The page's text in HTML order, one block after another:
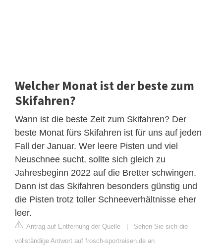
Welcher Monat ist der beste zum
Skifahren?
Wann ist die beste Zeit zum Skifahren? Der
beste Monat fürs Skifahren ist für uns auf jeden
Fall der Januar. Wer leere Pisten und viel
Neuschnee sucht, sollte sich gleich zu
Jahresbeginn 2022 auf die Bretter schwingen.
Dann ist das Skifahren besonders günstig und
die Pisten trotz toller Schneeverhältnisse eher
leer.
Antrag auf Entfernung der Quelle | Sehen Sie sich die
vollständige Antwort auf frosch-sportreisen.de an